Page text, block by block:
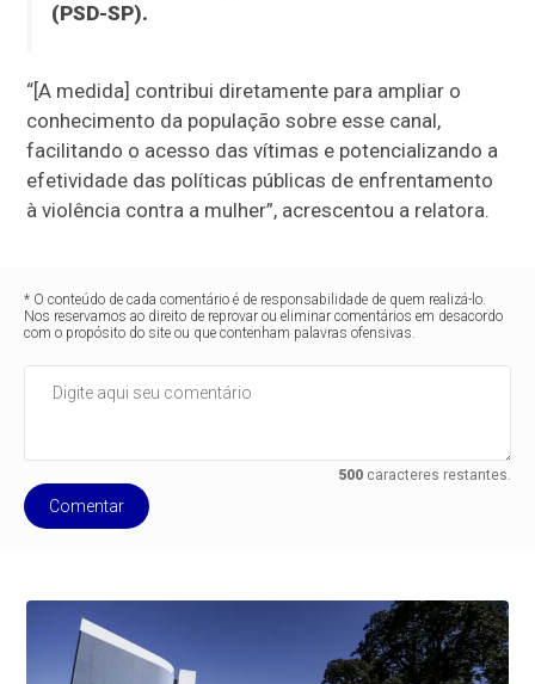
(PSD-SP).
“[A medida] contribui diretamente para ampliar o
conhecimento da população sobre esse canal,
facilitando o acesso das vítimas e potencializando a
efetividade das políticas públicas de enfrentamento
à violência contra a mulher”, acrescentou a relatora.
* O conteúdo de cada comentário é de responsabilidade de quem realizá-lo.
Nos reservamos ao direito de reprovar ou eliminar comentários em desacordo
com o propósito do site ou que contenham palavras ofensivas.
500caracteres restantes.
Comentar